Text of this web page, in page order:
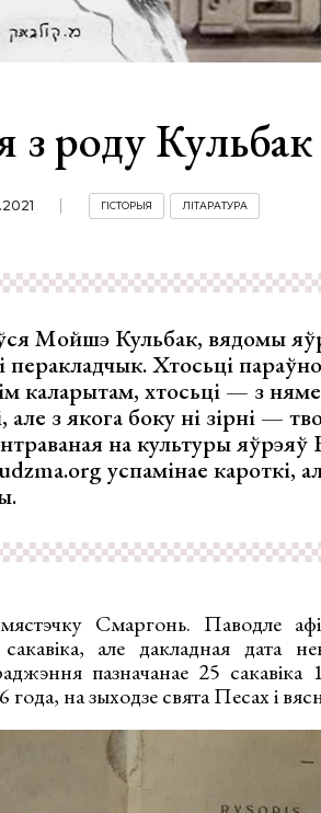
з роду Кульбак
ГІСТОРЫЯ ЛІТАРАТУРА
Мойшэ Кульбак, вядомы
Хтосьці
каларытам, хтосьці — з
але з якога боку ні зірні —
на культуры яўрэяў
успамінае кароткі,
Смаргонь. Паводле
але дакладная дата
пазначанае 25 сакавіка
на зыходзе свята Песах і